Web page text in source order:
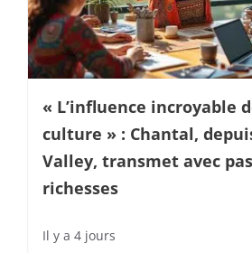
« L’influence incroyable
culture » : Chantal,
Valley, transmet avec
richesses
Il y a 4 jours